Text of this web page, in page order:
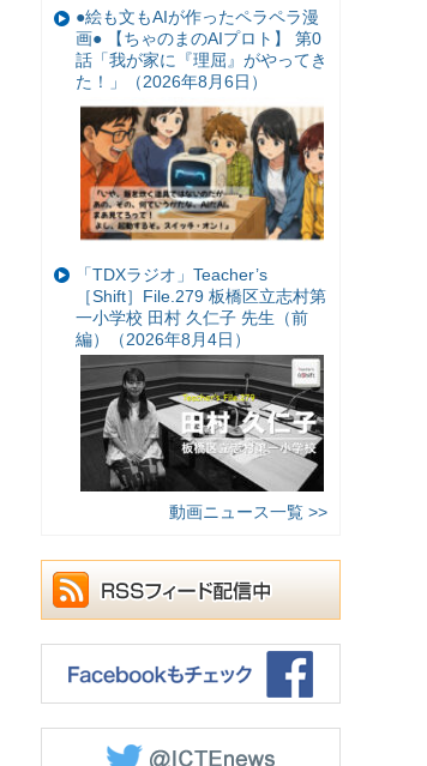
●絵も文もAIが作ったペラペラ漫
画● 【ちゃのまのAIプロト】 第0
話「我が家に『理屈』がやってき
た！」（2026年8月6日）
「TDXラジオ」Teacher’s
［Shift］File.279 板橋区立志村第
一小学校 田村 久仁子 先生（前
編）（2026年8月4日）
動画ニュース一覧 >>